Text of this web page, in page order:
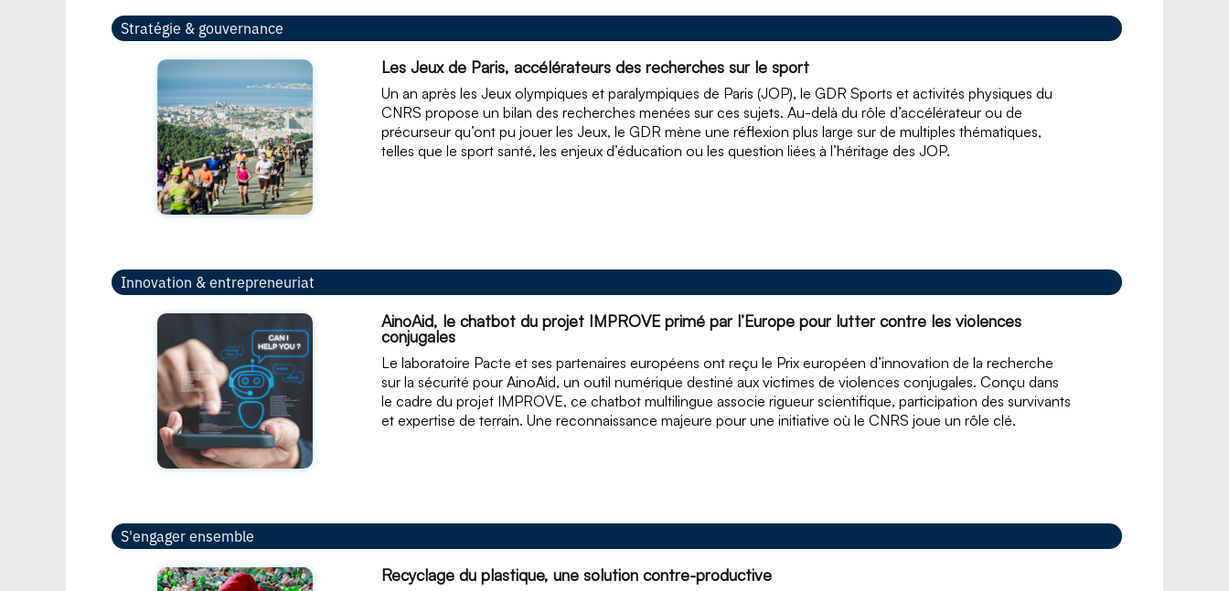
Stratégie & gouvernance
Les Jeux de Paris, accélérateurs des recherches sur le sport
Un an après les Jeux olympiques et paralympiques de Paris (JOP), le GDR Sports et activités physiques du
CNRS propose un bilan des recherches menées sur ces sujets. Au-delà du rôle d’accélérateur ou de
précurseur qu’ont pu jouer les Jeux, le GDR mène une réflexion plus large sur de multiples thématiques,
telles que le sport santé, les enjeux d’éducation ou les question liées à l’héritage des JOP.
Innovation & entrepreneuriat
AinoAid, le chatbot du projet IMPROVE primé par l’Europe pour lutter contre les violences
conjugales
Le laboratoire Pacte et ses partenaires européens ont reçu le Prix européen d’innovation de la recherche
sur la sécurité pour AinoAid, un outil numérique destiné aux victimes de violences conjugales. Conçu dans
le cadre du projet IMPROVE, ce chatbot multilingue associe rigueur scientifique, participation des survivants
et expertise de terrain. Une reconnaissance majeure pour une initiative où le CNRS joue un rôle clé.
S'engager ensemble
Recyclage du plastique, une solution contre-productive